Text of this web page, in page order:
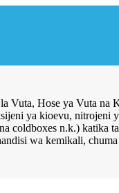
Vuta, Hose ya Vuta
ya kioevu,
coldboxes n.k.) katika
wa kemikali,